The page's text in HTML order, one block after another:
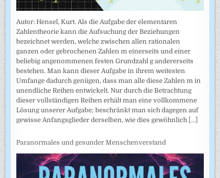
Autor: Hensel, Kurt. Als die Aufgabe der elementaren
Zahlentheorie kann die Aufsuchung der Beziehungen
bezeichnet werden, welche zwischen allen rationalen
ganzen oder gebrochenen Zahlen m einerseits und einer
beliebig angenommenen festen Grundzahl g andererseits
bestehen. Man kann dieser Aufgabe in ihrem weitesten
Umfange dadurch genügen, dass man alle diese Zahlen m in
unendliche Reihen entwickelt. Nur durch die Betrachtung
dieser vollständigen Reihen erhält man eine vollkommene
Lösung unserer Aufgabe; beschränkt man sich dagegen auf
gewisse Anfangsglieder derselben, wie dies gewöhnlich [...]
Paranormales und gesunder Menschenverstand